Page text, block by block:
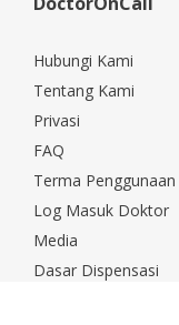
Hubungi Kami
Tentang Kami
Privasi
FAQ
Terma Penggunaan
Log Masuk Doktor
Media
Dasar Dispensasi